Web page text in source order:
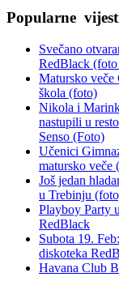
Popularne
Svečano
RedBlack
Matursko veče
škola (foto)
Nikola i
nastupili u
Senso (Foto)
Učenici
matursko veče
Još jedan
u Trebinju
Playboy Party
RedBlack
Subota 19.
diskoteka
Havana Club